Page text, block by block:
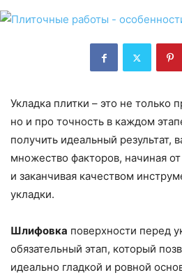
Укладка плитки – это не только
но и про точность в каждом
получить идеальный результат,
множество факторов, начиная
и заканчивая качеством
укладки.
Шлифовка поверхности перед
обязательный этап, который
идеально гладкой и ровной